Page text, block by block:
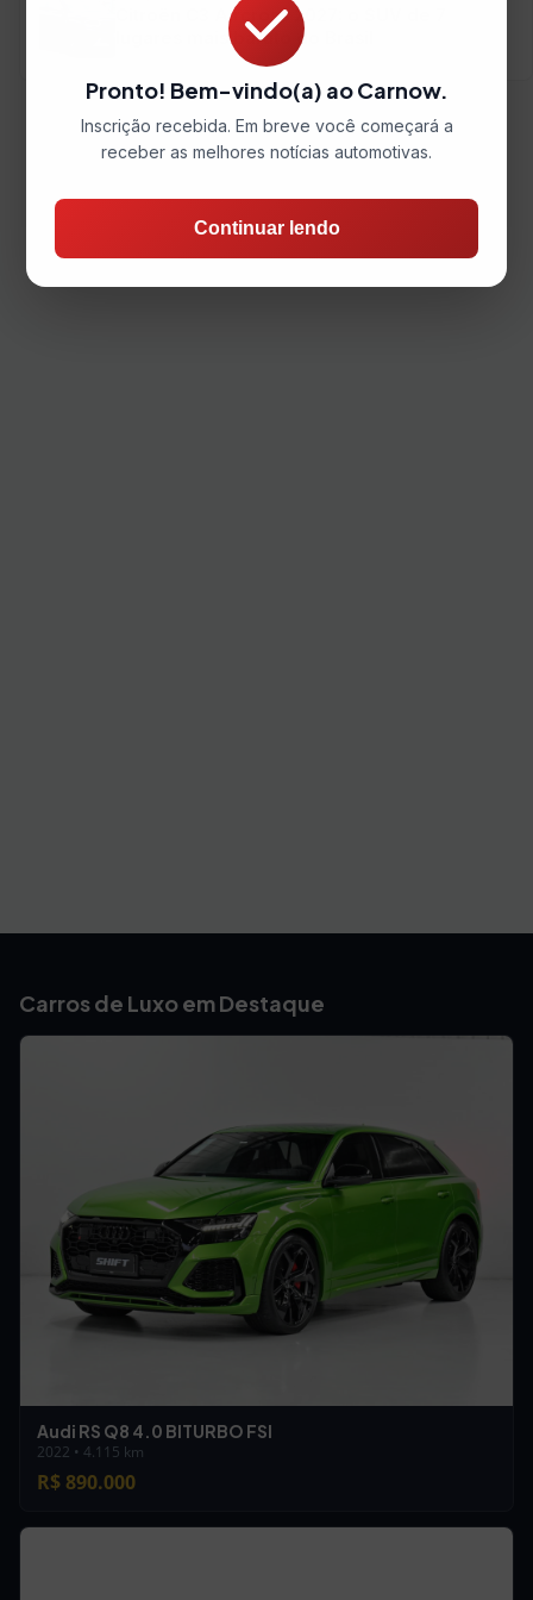
Citroën C3 Aircross 2027: o SUV de 7
lugares mais barato do Brasil
Carros de Luxo em Destaque
Audi RS Q8 4.0 BITURBO FSI
2022 • 4.115 km
R$ 890.000
Pronto! Bem-vindo(a) ao Carnow.
Inscrição recebida. Em breve você começará a
receber as melhores notícias automotivas.
Continuar lendo